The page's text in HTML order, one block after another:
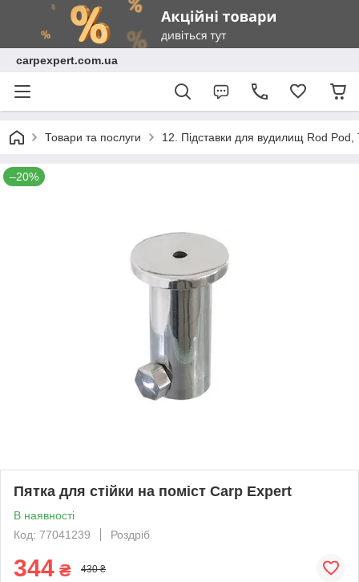
carpexpert.com.ua
Товари та послуги 12. Підставки для вудилищ Rod
–20%
Пятка для стійки на поміст Carp Expert
В наявності
Код: 77041239
Роздріб
344 ₴ 430 ₴